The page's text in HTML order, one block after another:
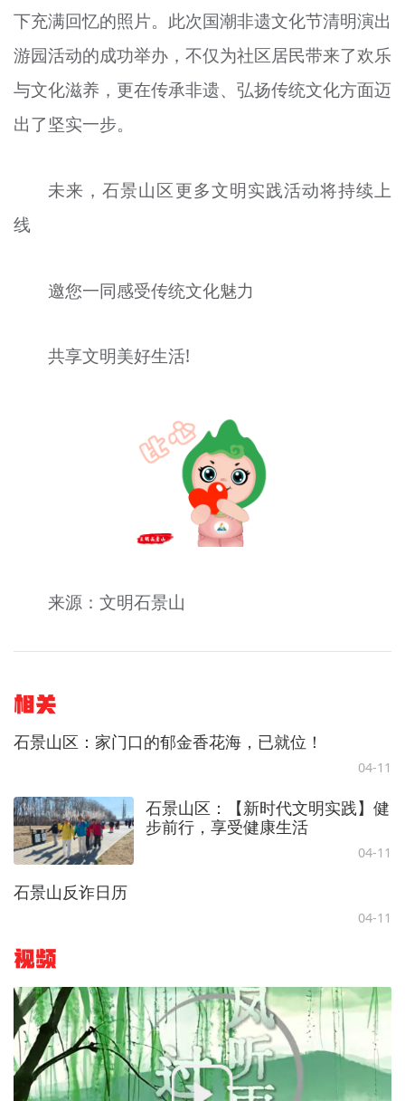
下充满回忆的照片。此次国潮非遗文化节清明演出
游园活动的成功举办，不仅为社区居民带来了欢乐
与文化滋养，更在传承非遗、弘扬传统文化方面迈
出了坚实一步。
未来，石景山区更多文明实践活动将持续上
线
邀您一同感受传统文化魅力
共享文明美好生活!
来源：文明石景山
相关
石景山区：家门口的郁金香花海，已就位！
04-11
石景山区：【新时代文明实践】健
步前行，享受健康生活
04-11
石景山反诈日历
04-11
视频